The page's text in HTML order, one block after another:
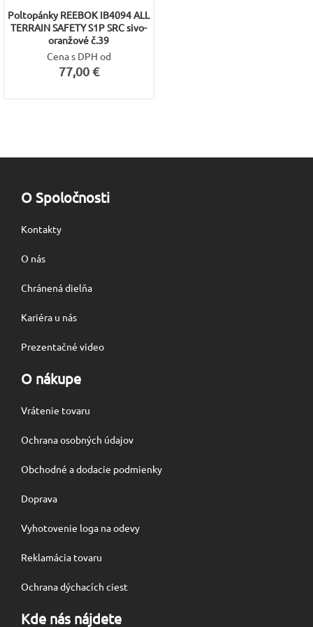
Poltopánky REEBOK IB4094 ALL
TERRAIN SAFETY S1P SRC sivo-
oranžové č.39
Cena s DPH od
77,00 €
O Spoločnosti
Kontakty
O nás
Chránená dielňa
Kariéra u nás
Prezentačné video
O nákupe
Vrátenie tovaru
Ochrana osobných údajov
Obchodné a dodacie podmienky
Doprava
Vyhotovenie loga na odevy
Reklamácia tovaru
Ochrana dýchacích ciest
Kde nás nájdete